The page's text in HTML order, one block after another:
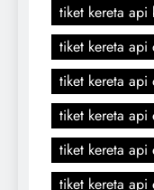
tiket kereta api
tiket kereta api
tiket kereta api
tiket kereta api
tiket kereta api
tiket kereta api